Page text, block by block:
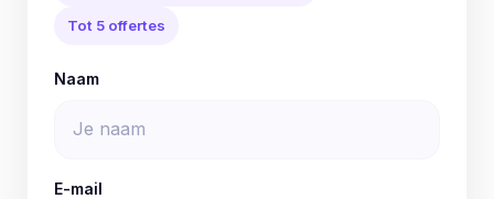
Tot 5 offertes
Naam
E-mail